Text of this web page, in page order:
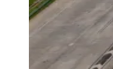
Panorama Econômico
Para Sua Empresa